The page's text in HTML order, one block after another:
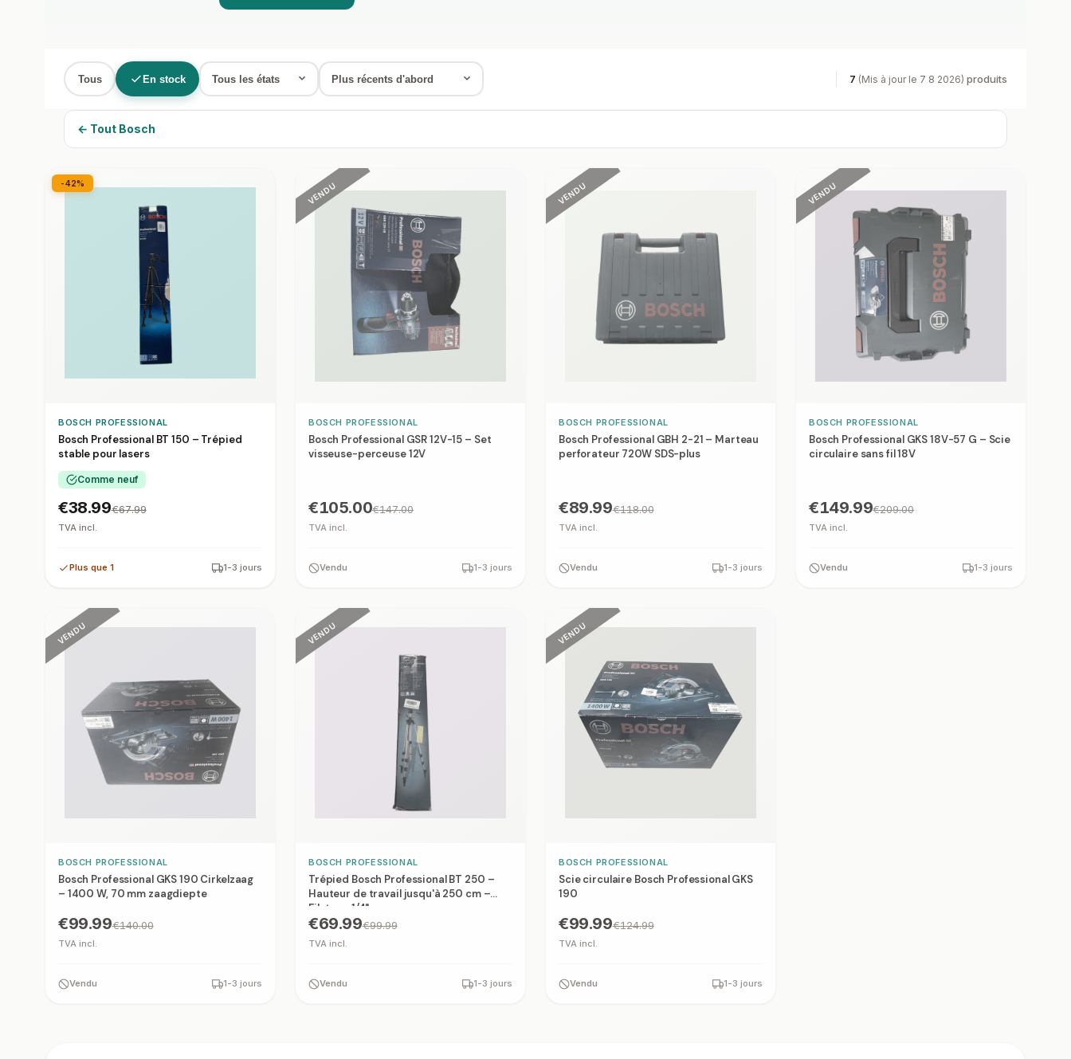
Tous En stock 7 (Mis à jour le 7 8 2026) produits
← Tout Bosch
-42%
BOSCH PROFESSIONAL
Bosch Professional BT 150 – Trépied
stable pour lasers
Comme neuf
€38.99€67.99
TVA incl.
Plus que 1 1-3 jours
VENDU
BOSCH PROFESSIONAL
Bosch Professional GSR 12V-15 – Set
visseuse-perceuse 12V
€105.00€147.00
TVA incl.
Vendu 1-3 jours
VENDU
BOSCH PROFESSIONAL
Bosch Professional GBH 2-21 – Marteau
perforateur 720W SDS-plus
€89.99€118.00
TVA incl.
Vendu 1-3 jours
VENDU
BOSCH PROFESSIONAL
Bosch Professional GKS 18V-57 G – Scie
circulaire sans fil 18V
€149.99€209.00
TVA incl.
Vendu 1-3 jours
VENDU
BOSCH PROFESSIONAL
Bosch Professional GKS 190 Cirkelzaag
– 1400 W, 70 mm zaagdiepte
€99.99€140.00
TVA incl.
Vendu 1-3 jours
VENDU
BOSCH PROFESSIONAL
Trépied Bosch Professional BT 250 –
Hauteur de travail jusqu'à 250 cm –
Filetage 1/4"
€69.99€99.99
TVA incl.
Vendu 1-3 jours
VENDU
BOSCH PROFESSIONAL
Scie circulaire Bosch Professional GKS
190
€99.99€124.99
TVA incl.
Vendu 1-3 jours